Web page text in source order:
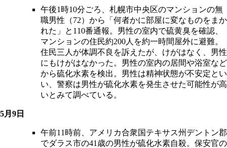
午後1時10分ごろ、札幌市中央区のマンションの無
職男性（72）から「何者かに部屋に変なものをまか
れた」と110番通報。男性の室内で硫黄臭を確認、
マンションの住民約200人を約一時間屋外に避難。
住民三人が体調不良を訴えたが、けがはなく、男性
にもけがはなかった。男性の室内の居間や浴室など
から硫化水素を検出。男性は精神状態が不安定とい
い、警察は男性が硫化水素を発生させた可能性が高
いとみて調べている。
5月9日
午前11時前、アメリカ合衆国テキサス州デントン郡
でダラス市の41歳の男性が硫化水素自殺。保安官の